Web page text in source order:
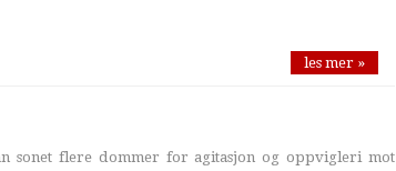
les mer »
sonet flere dommer for agitasjon og oppvigleri mot